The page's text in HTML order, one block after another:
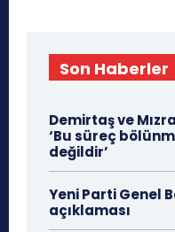
Son Haberler
Demirtaş ve
‘Bu süreç
değildir’
Yeni Parti Genel
açıklaması